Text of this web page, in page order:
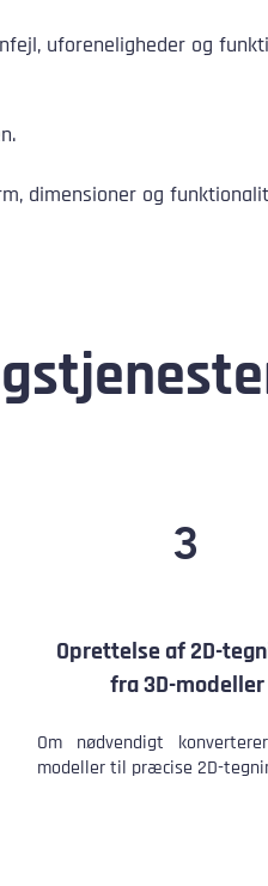
uforeneligheder og
dimensioner og
3
Oprettelse af 2D-
fra 3D-modeller
Om nødvendigt
modeller til præcise 2D-